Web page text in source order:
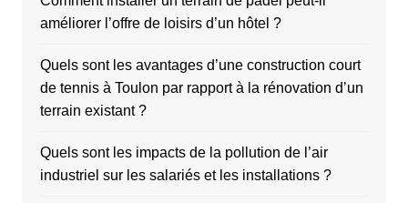
améliorer l’offre de loisirs d’un hôtel ?
Quels sont les avantages d’une construction court
de tennis à Toulon par rapport à la rénovation d’un
terrain existant ?
Quels sont les impacts de la pollution de l’air
industriel sur les salariés et les installations ?